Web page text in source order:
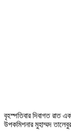
বৃহস্পতিবার দিবাগত রাত
উপকমিশনার মুহাম্মদ